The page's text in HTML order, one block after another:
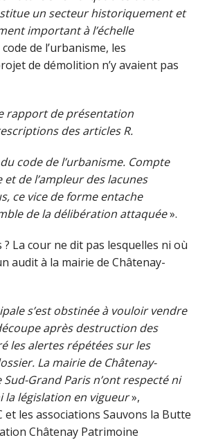
un secteur historiquement et
important à l’échelle
de l’urbanisme, les
de démolition n’y avaient pas
rapport de présentation
des articles R.
code de l’urbanisme. Compte
de l’ampleur des lacunes
ce vice de forme entache
de la délibération attaquée».
? La cour ne dit pas lesquelles ni où
audit à la mairie de Châtenay-
s’est obstinée à vouloir vendre
après destruction des
les alertes répétées sur les
La mairie de Châtenay-
Grand Paris n’ont respecté ni
la législation en vigueur»,
et les associations Sauvons la Butte
Châtenay Patrimoine